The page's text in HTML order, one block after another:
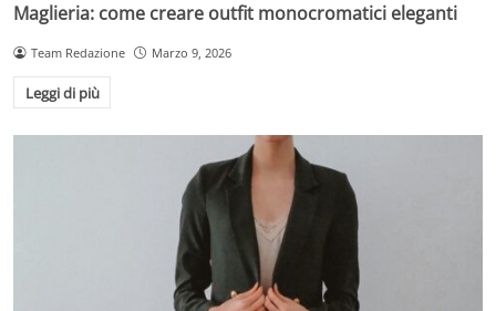
Maglieria: come creare outfit monocromatici eleganti
Team Redazione Marzo 9, 2026
Leggi di più